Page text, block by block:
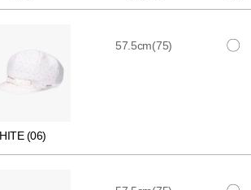
(06)
57.5cm(75) 〇